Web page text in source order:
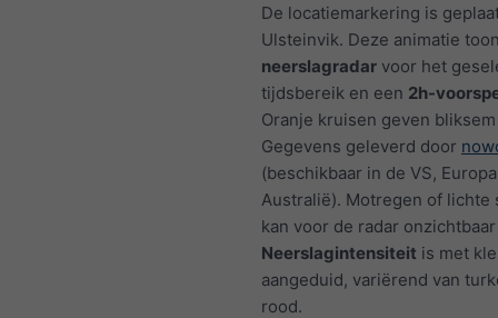
De locatiemarkering is
Ulsteinvik. Deze animatie
neerslagradar voor het
tijdsbereik en een 2h-
Oranje kruisen geven bliksem
Gegevens geleverd door
(beschikbaar in de VS,
Australië). Motregen of lichte
kan voor de radar
Neerslagintensiteit is met
aangeduid, variërend van
rood.